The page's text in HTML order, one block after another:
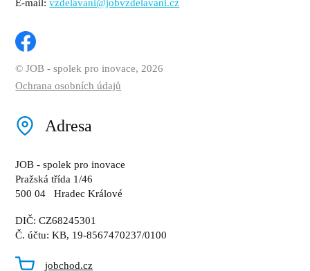
E-mail:vzdelavani@jobvzdelavani.cz
© JOB - spolek pro inovace, 2026
Ochrana osobních údajů
Adresa
JOB - spolek pro inovace
Pražská třída 1/46
500 04 Hradec Králové
DIČ: CZ68245301
Č. účtu: KB, 19-8567470237/0100
jobchod.cz